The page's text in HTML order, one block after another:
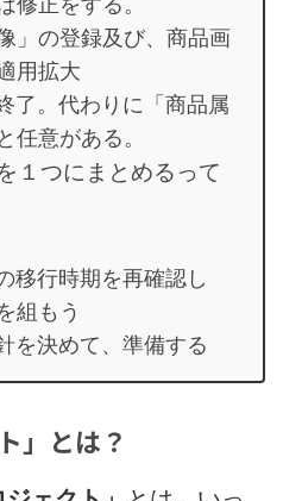
修正をする。
」の登録及び、商品画
用拡大
了。代わりに「商品属
任意がある。
１つにまとめるって
移行時期を再確認し
組もう
を決めて、準備する
」とは？